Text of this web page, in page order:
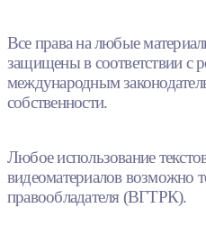
Все права на любые
защищены в соответствии с
международным
собственности.
Любое использование
видеоматериалов возможно
правообладателя (ВГТРК).